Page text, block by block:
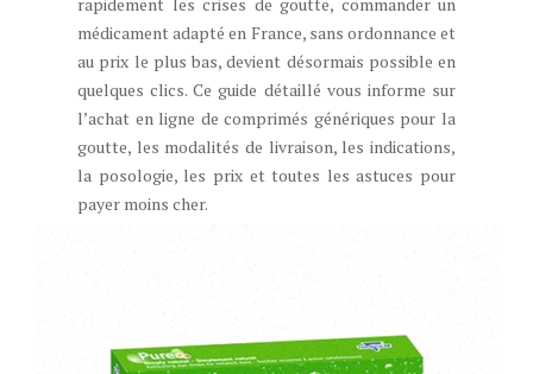
médicament adapté en France, sans ordonnance et
au prix le plus bas, devient désormais possible en
quelques clics. Ce guide détaillé vous informe sur
l’achat en ligne de comprimés génériques pour la
goutte, les modalités de livraison, les indications,
la posologie, les prix et toutes les astuces pour
payer moins cher.